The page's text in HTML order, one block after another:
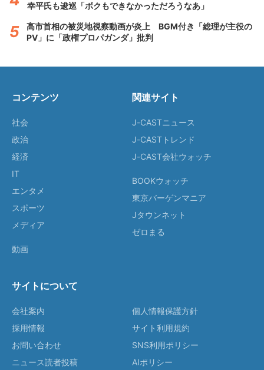
幸平氏も逡巡「ボクもできなかっただろうなあ」
高市首相の被災地視察動画が炎上 BGM付き「総理が主役の
PV」に「政権プロパガンダ」批判
コンテンツ
社会
政治
経済
IT
エンタメ
スポーツ
メディア
動画
関連サイト
J-CASTニュース
J-CASTトレンド
J-CAST会社ウォッチ
BOOKウォッチ
東京バーゲンマニア
Jタウンネット
ゼロまる
サイトについて
会社案内
採用情報
お問い合わせ
ニュース読者投稿
個人情報保護方針
サイト利用規約
SNS利用ポリシー
AIポリシー